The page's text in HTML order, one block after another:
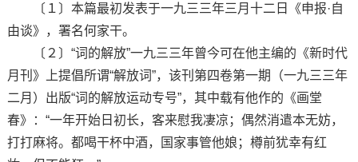
〔１〕本篇最初发表于一九三三年三月十二日《申报·自
由谈》，署名何家干。
〔２〕“词的解放”一九三三年曾今可在他主编的《新时代
月刊》上提倡所谓“解放词”，该刊第四卷第一期（一九三三年
二月）出版“词的解放运动专号”，其中载有他作的《画堂
春》：“一年开始日初长，客来慰我凄凉；偶然消遣本无妨，
打打麻将。都喝干杯中酒，国家事管他娘；樽前犹幸有红